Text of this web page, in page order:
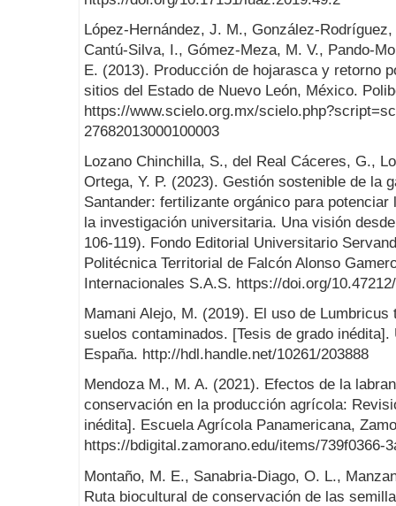
López-Hernández, J. M., González-
Cantú-Silva, I., Gómez-Meza, M. V., Pando-
E. (2013). Producción de hojarasca y retorno
sitios del Estado de Nuevo León, México.
https://www.scielo.org.mx/
27682013000100003
Lozano Chinchilla, S., del Real Cáceres, G.,
Ortega, Y. P. (2023). Gestión sostenible de la
Santander: fertilizante orgánico para
la investigación universitaria. Una visión
106-119). Fondo Editorial Universitario
Politécnica Territorial de Falcón Alonso
Internacionales S.A.S. https://doi.org/
Mamani Alejo, M. (2019). El uso de
suelos contaminados. [Tesis de grado
España. http://hdl.handle.net/10261/203888
Mendoza M., M. A. (2021). Efectos de la
conservación en la producción agrícola:
inédita]. Escuela Agrícola Panamericana,
https://bdigital.zamorano.edu/items/739f0366-
Montaño, M. E., Sanabria-Diago, O. L.,
Ruta biocultural de conservación de las